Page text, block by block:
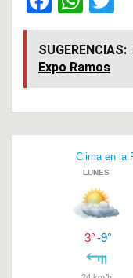
a
ce
b
h
at
s
p
tt
SUGERENCIAS:
Expo Ramos
entradas